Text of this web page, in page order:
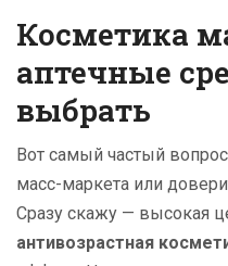
Косметика
аптечные
выбрать
Вот самый частый
масс-маркета или
Сразу скажу — высокая
антивозрастная